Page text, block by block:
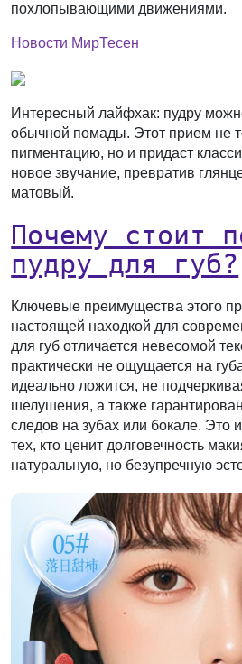
похлопывающими движениями.
Новости МирТесен
Интересный лайфхак: пудру
обычной помады. Этот прием не
пигментацию, но и придаст
новое звучание, превратив
матовый.
Почему стоит
пудру для губ?
Ключевые преимущества этого
настоящей находкой для
для губ отличается невесомой
практически не ощущается на
идеально ложится, не
шелушения, а также
следов на зубах или бокале. Это
тех, кто ценит долговечность
натуральную, но безупречную